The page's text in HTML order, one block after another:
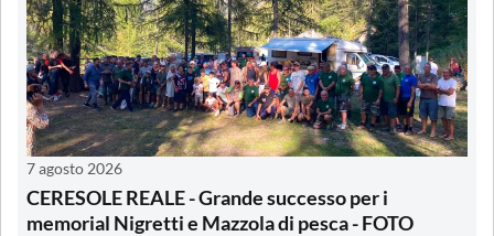
7 agosto 2026
CERESOLE REALE - Grande successo per i
memorial Nigretti e Mazzola di pesca - FOTO